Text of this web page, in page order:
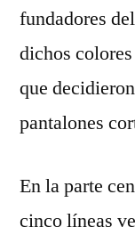
fundadores
dichos
que
pantalones
En la parte
cinco líneas